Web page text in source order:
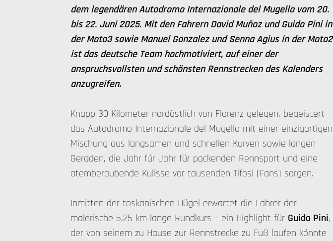
dem legendären Autodromo Internazionale del Mugello vom 20.
bis 22. Juni 2025. Mit den Fahrern David Muñoz und Guido Pini in
der Moto3 sowie Manuel Gonzalez und Senna Agius in der Moto2
ist das deutsche Team hochmotiviert, auf einer der
anspruchsvollsten und schönsten Rennstrecken des Kalenders
anzugreifen.
Knapp 30 Kilometer nordöstlich von Florenz gelegen, begeistert
das Autodromo Internazionale del Mugello mit einer einzigartigen
Mischung aus langsamen und schnellen Kurven sowie langen
Geraden, die Jahr für Jahr für packenden Rennsport und eine
atemberaubende Kulisse vor tausenden Tifosi (Fans) sorgen.
Inmitten der toskanischen Hügel erwartet die Fahrer der
malerische 5,25 km lange Rundkurs – ein Highlight für Guido Pini,
der von seinem zu Hause zur Rennstrecke zu Fuß laufen könnte